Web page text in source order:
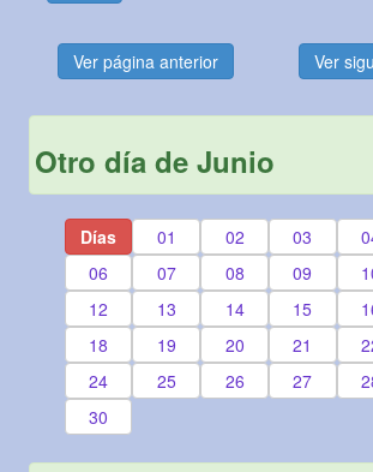
Ver página anterior Ver
Otro día de Junio
Días 01 02 03
06
07 08 09
12
13 14 15
18
19 20 21
24
25 26 27
30